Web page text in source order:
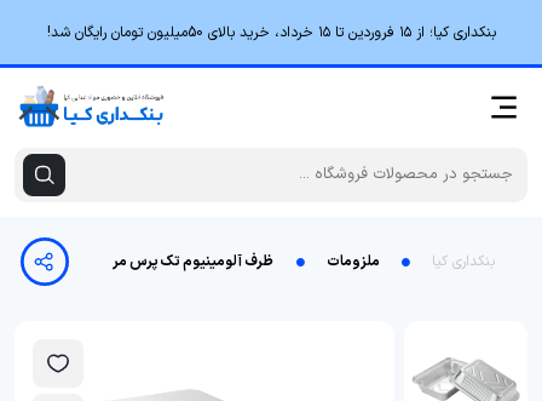
بنکداری کیا؛ از ۱۵ فروردین تا ۱۵ خرداد، خرید بالای 50میلیون تومان رایگان شد!
بنکداری کیا ملزومات ظرف آلومینیوم تک پرس مرغ خوری - 1000 عددی